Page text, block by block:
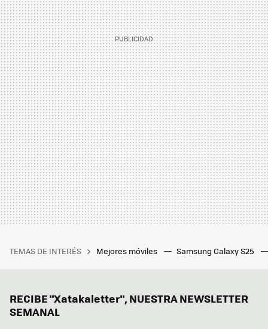
TEMAS DE INTERÉS Mejores móviles Samsung Galaxy S25
RECIBE "Xatakaletter", NUESTRA NEWSLETTER
SEMANAL